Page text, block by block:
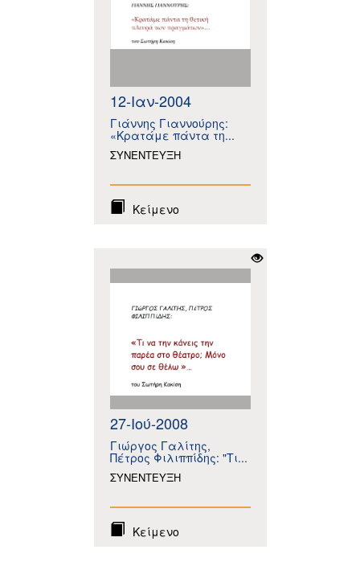
12-Ιαν-2004
Γιάννης Γιαννούρης:
«Κρατάμε πάντα τη...
ΣΥΝΕΝΤΕΥΞΗ
Κείμενο
27-Ιού-2008
Γιώργος Γαλίτης,
Πέτρος Φιλιππίδης: "Τι...
ΣΥΝΕΝΤΕΥΞΗ
Κείμενο